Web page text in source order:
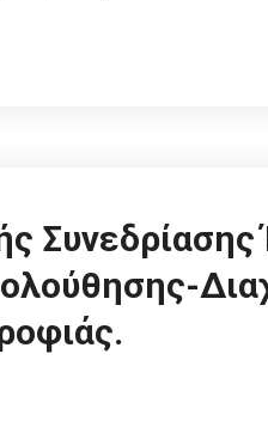
Συνεδρίασης